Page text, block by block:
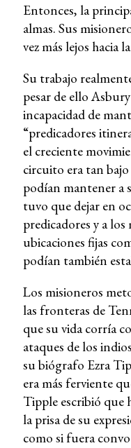
Entonces, la
almas. Sus
vez más lejos hacia
Su trabajo
pesar de ello
incapacidad de
“predicadores
el creciente
circuito era tan
podían mantener a
tuvo que dejar en
predicadores y a los
ubicaciones fijas
podían también
Los misioneros
las fronteras de
que su vida corría
ataques de los
su biógrafo Ezra
era más ferviente
Tipple escribió que
la prisa de su
como si fuera